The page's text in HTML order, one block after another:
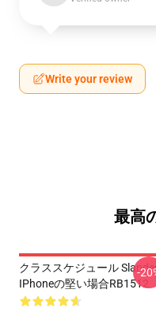
Write your review
最高
クラススケジュール
IPhoneの堅い場合RB1512
-